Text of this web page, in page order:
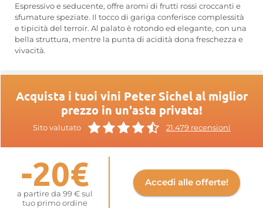
Espressivo e seducente, offre aromi di frutti rossi croccanti e
sfumature speziate. Il tocco di gariga conferisce complessità
e tipicità del terroir. Al palato è rotondo ed elegante, con una
bella struttura, mentre la punta di acidità dona freschezza e
vivacità.
Acquista i tuoi vini Peter Sichel al miglior
prezzo in un'asta privata!
Sito valutato 21.479 recensioni
-20€
a partire da 99 € sul
tuo primo ordine
Accedi alle offerte!